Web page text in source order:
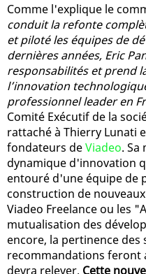
Comme l'explique le
conduit la refonte
et piloté les équipes de
dernières années, Eric
responsabilités et prend
l’innovation
professionnel leader en
Comité Exécutif de la
rattaché à Thierry Lunati
fondateurs deViadeo. Sa
dynamique d'innovation
entouré d'une équipe de
construction de
Viadeo Freelance ou les
mutualisation des
encore, la pertinence des
recommandations feront
devra relever. Cette